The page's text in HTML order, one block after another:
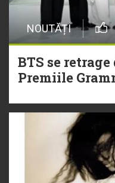
NOUTĂȚI
BTS se
Premiile